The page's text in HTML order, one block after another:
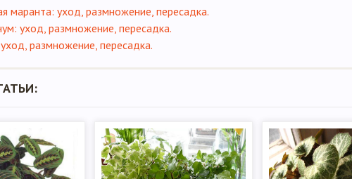
маранта: уход, размножение, пересадка.
уход, размножение, пересадка.
размножение, пересадка.